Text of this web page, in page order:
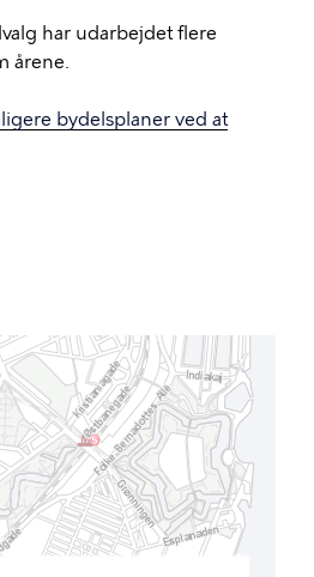
har udarbejdet flere
årene.
bydelsplaner ved at